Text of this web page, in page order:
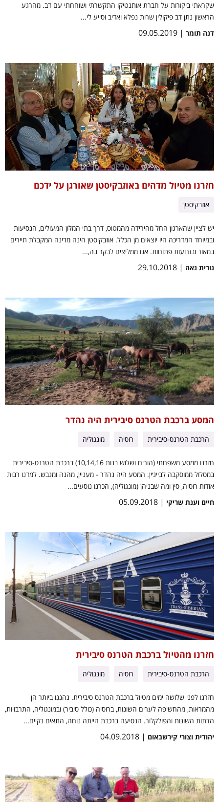
שקראתי ביקורות על חברת אותנטיקו התקשרתי ושוחחתי עם דב. מהרגע
הראשון נתן דב פיקולין שרות נפלא ואדיב וסייע לי...
דנה תומר | 09.05.2019
חזרנו מטיול מדהים באוזבקיסטן שאורגן על ידכם
אוזבקיסטן
יש לציין שהארגון החל מהירידה מהמטוס, דרך בתי המלון המעולים, הנסיעות
ובמיוחד המדריכה היו יוצאים מן הכלל. אוזבקיסטן הינה מדינה המקבלת תיירים
במאור ובזרועות פתוחות. אנו ממליצים לבקר בה,...
נורית נאה | 29.10.2018
המסע ברכבת הטרנס סיבירית היה נהדר
הרכבת הטרנס-סיבירית רוסיה מונגוליה
חזרנו ממסע משפחתי (הורים ושלוש בנות 10,14,16) ברכבת הטרנס-סיבירית
במסלול ממוסקבה לבייג׳ין. המסע היה נהדר - מעניין, מהנה ומגבש. למדנו רבות
אודות רוסיה, סין ומה שבניהן (מונגוליה), הכרנו נוסעים...
חיים וענת שריקי | 05.09.2018
חזרנו מהטיול ברכבת הטרנס סיבירית
הרכבת הטרנס-סיבירית רוסיה מונגוליה
חזרנו לפני שלושה ימים מטיול ברכבת הטרנס סיבירית. נהננו ביותר הן
מהמראות, מהחשיפה לערים השונות, ברוסיה (כולל סיביר) ובמונגוליה, התרבויות,
הדתות השונות והפולקלור. הנסיעה ברכבת הייתה נוחה, התאים נקיים...
יהודית וצורי קירשבאום | 04.09.2018